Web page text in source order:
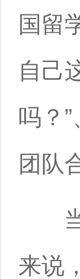
国留
自己
吗？
团队
当
来说